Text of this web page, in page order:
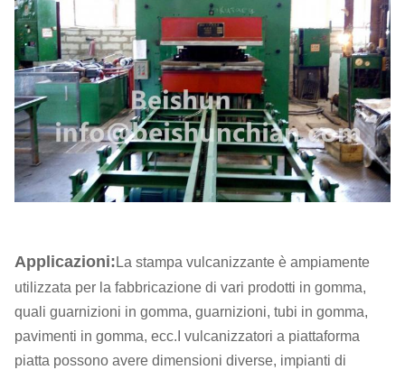
Applicazioni: La stampa vulcanizzante è ampiamente
utilizzata per la fabbricazione di vari prodotti in gomma,
quali guarnizioni in gomma, guarnizioni, tubi in gomma,
pavimenti in gomma, ecc.I vulcanizzatori a piattaforma
piatta possono avere dimensioni diverse, impianti di